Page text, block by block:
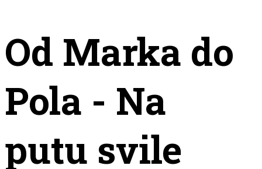
Od Marka do
Pola - Na
putu svile